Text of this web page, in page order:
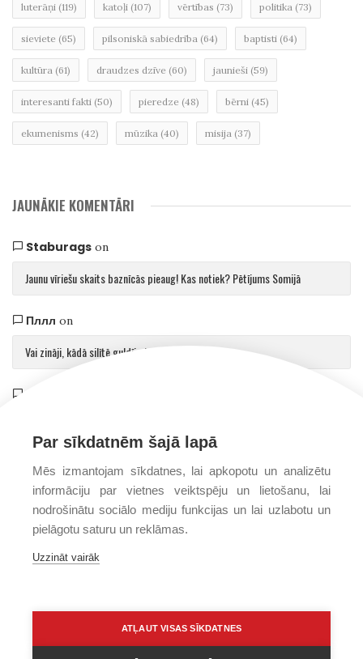
luterāņi (119) katoļi (107) vērtības (73) politika (73)
sieviete (65) pilsoniskā sabiedrība (64) baptisti (64)
kultūra (61) draudzes dzīve (60) jaunieši (59)
interesanti fakti (50) pieredze (48) bērni (45)
ekumenisms (42) mūzika (40) misija (37)
JAUNĀKIE KOMENTĀRI
Staburagson
Jaunu vīriešu skaits baznīcās pieaug! Kas notiek? Pētījums Somijā
Пллл on
Vai zināji, kādā silītē guldīja Jēzu?
Par sīkdatnēm šajā lapā
Mēs izmantojam sīkdatnes, lai apkopotu un analizētu
informāciju par vietnes veiktspēju un lietošanu, lai
nodrošinātu sociālo mediju funkcijas un lai uzlabotu un
pielāgotu saturu un reklāmas.
Uzzināt vairāk
ATĻAUT VISAS SĪKDATNES